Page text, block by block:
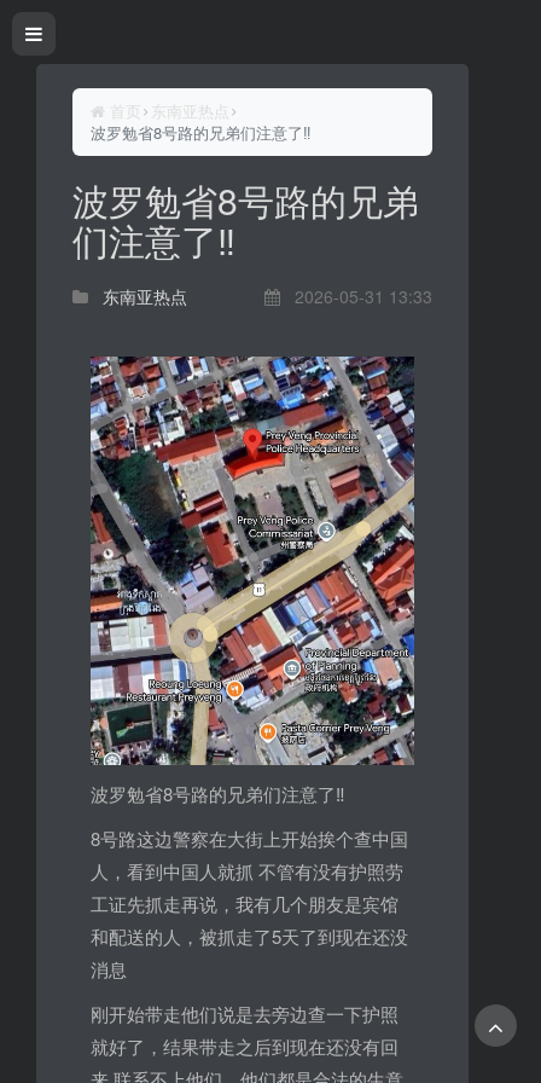
首页
东南亚热点
波罗勉省8号路的兄弟们注意了‼️
波罗勉省8号路的兄弟
们注意了‼️
东南亚热点 2026-05-31 13:33
波罗勉省8号路的兄弟们注意了‼️
8号路这边警察在大街上开始挨个查中国
人，看到中国人就抓 不管有没有护照劳
工证先抓走再说，我有几个朋友是宾馆
和配送的人，被抓走了5天了到现在还没
消息
刚开始带走他们说是去旁边查一下护照
就好了，结果带走之后到现在还没有回